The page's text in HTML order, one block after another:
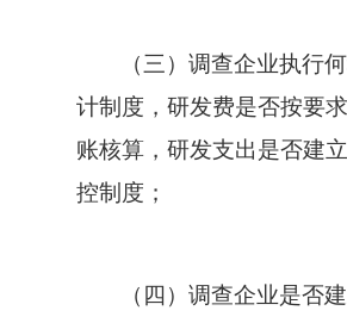
（三）调查企业执行
计制度，研发费是否按要
账核算，研发支出是否建
控制度；
（四）调查企业是否